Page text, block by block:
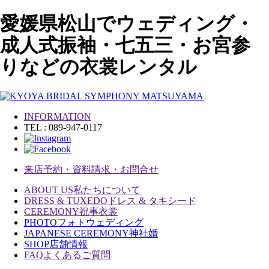
愛媛県松山でウェディング・
成人式振袖・七五三・お宮参
りなどの衣裳レンタル
INFORMATION
TEL : 089-947-0117
来店予約・資料請求・お問合せ
ABOUT US私たちについて
DRESS & TUXEDO ドレス & タキシード
CEREMONY祝事衣裳
PHOTOフォトウェディング
JAPANESE CEREMONY神社婚
SHOP店舗情報
FAQよくあるご質問